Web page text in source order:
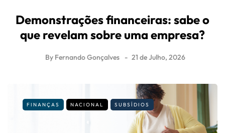
Demonstrações financeiras: sabe o
que revelam sobre uma empresa?
By Fernando Gonçalves 21 de Julho, 2026
FINANÇAS NACIONAL SUBSÍDIOS